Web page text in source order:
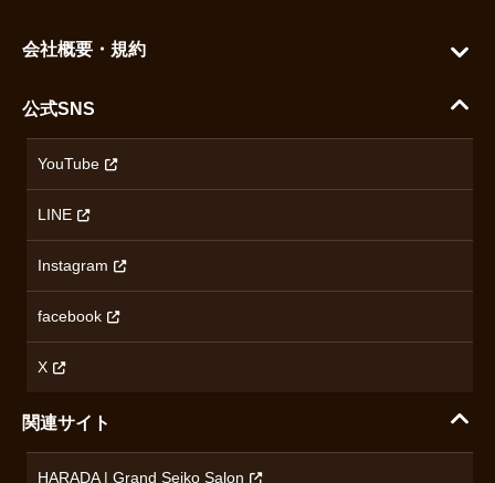
ご利用ガイド
配送・送料について
ハラダの保証とアフターサービス
セイコー
カシオ
オリエントスター
ロンジン
チューダー
ブランド一覧を見る
会社概要・規約
沿革
プライバシーポリシー
無断転載・商用利用について
コンテンツ制作ポリシーおよび生成AIの利用指針
公式SNS
YouTube
LINE
Instagram
facebook
X
関連サイト
HARADA | Grand Seiko Salon